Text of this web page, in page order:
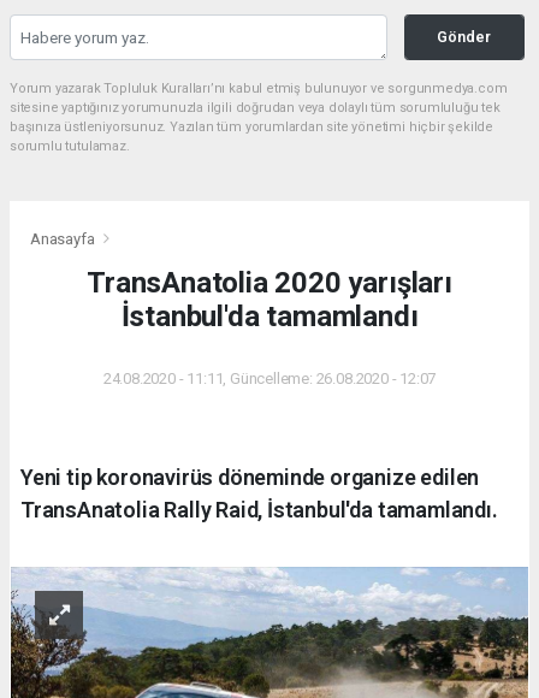
Gönder
Yorum yazarak Topluluk Kuralları’nı kabul etmiş bulunuyor ve sorgunmedya.com
sitesine yaptığınız yorumunuzla ilgili doğrudan veya dolaylı tüm sorumluluğu tek
başınıza üstleniyorsunuz. Yazılan tüm yorumlardan site yönetimi hiçbir şekilde
sorumlu tutulamaz.
Anasayfa
TransAnatolia 2020 yarışları
İstanbul'da tamamlandı
24.08.2020 - 11:11, Güncelleme: 26.08.2020 - 12:07
Yeni tip koronavirüs döneminde organize edilen
TransAnatolia Rally Raid, İstanbul'da tamamlandı.